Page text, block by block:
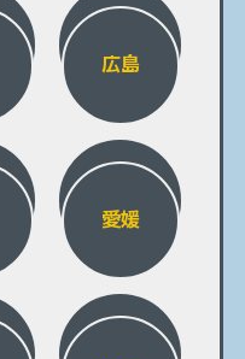
広島
愛媛